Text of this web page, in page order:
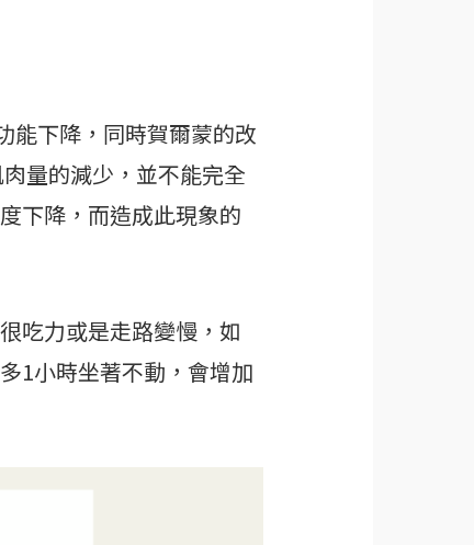
下降，同時賀爾蒙的改
量的減少，並不能完全
下降，而造成此現象的
吃力或是走路變慢，如
1小時坐著不動，會增加